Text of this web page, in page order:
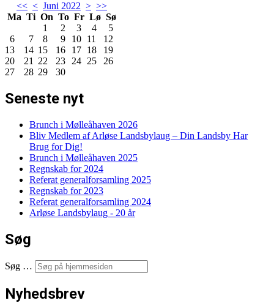
<< < Juni 2022 > >>
Ma Ti On To Fr Lø Sø
1
2 3 4
5
6
7 8 9 10 11
12
13
14 15 16 17 18
19
20
21 22 23 24 25
26
27
28 29 30
Seneste nyt
Brunch i Mølleåhaven 2026
Bliv Medlem af Arløse Landsbylaug – Din Landsby Har
Brug for Dig!
Brunch i Mølleåhaven 2025
Regnskab for 2024
Referat generalforsamling 2025
Regnskab for 2023
Referat generalforsamling 2024
Arløse Landsbylaug - 20 år
Søg
Søg …
Nyhedsbrev